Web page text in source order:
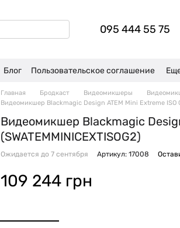
095 444 55 75
Блог Пользовательское соглашение
Главная Бродкаст Видеомикшеры
Видеомикшер Blackmagic Design ATEM Mini Extreme ISO
Видеомикшер Blackmagic
(SWATEMMINICEXTISOG2)
Ожидается до 7 сентября Артикул: 17008
109 244 грн